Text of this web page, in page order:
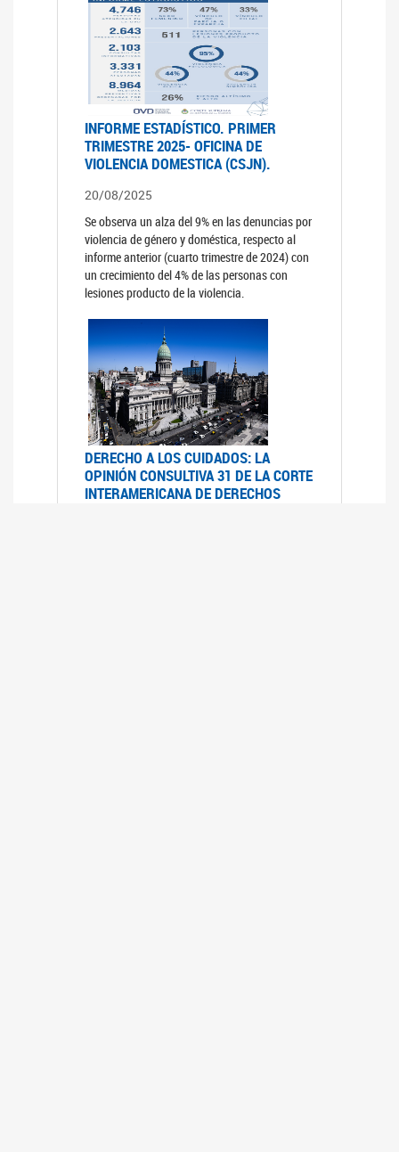
INFORME ESTADÍSTICO. PRIMER
TRIMESTRE 2025- OFICINA DE
VIOLENCIA DOMESTICA (CSJN).
20/08/2025
Se observa un alza del 9% en las denuncias por
violencia de género y doméstica, respecto al
informe anterior (cuarto trimestre de 2024) con
un crecimiento del 4% de las personas con
lesiones producto de la violencia.
DERECHO A LOS CUIDADOS: LA
OPINIÓN CONSULTIVA 31 DE LA CORTE
INTERAMERICANA DE DERECHOS